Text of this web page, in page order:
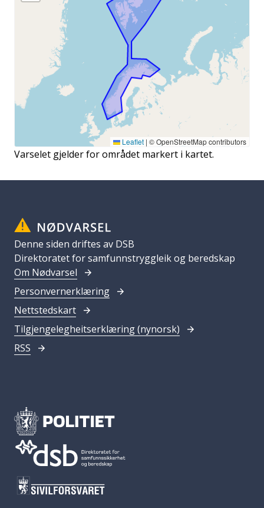
Leaflet | © OpenStreetMap contributors
Varselet gjelder for området markert i kartet.
Denne siden driftes av DSB
Direktoratet for samfunnstryggleik og beredskap
Om Nødvarsel
Personvernerklæring
Nettstedskart
Tilgjengelegheitserklæring (nynorsk)
RSS